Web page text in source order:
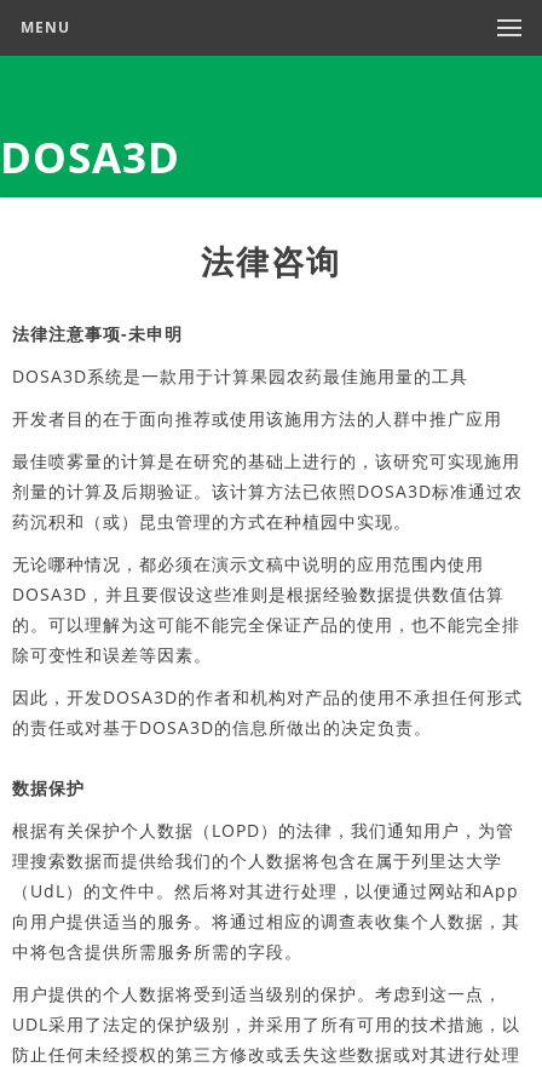
MENU
DOSA3D
法律咨询
法律注意事项-未申明
DOSA3D系统是一款用于计算果园农药最佳施用量的工具
开发者目的在于面向推荐或使用该施用方法的人群中推广应用
最佳喷雾量的计算是在研究的基础上进行的，该研究可实现施用
剂量的计算及后期验证。该计算方法已依照DOSA3D标准通过农
药沉积和（或）昆虫管理的方式在种植园中实现。
无论哪种情况，都必须在演示文稿中说明的应用范围内使用
DOSA3D，并且要假设这些准则是根据经验数据提供数值估算
的。可以理解为这可能不能完全保证产品的使用，也不能完全排
除可变性和误差等因素。
因此，开发DOSA3D的作者和机构对产品的使用不承担任何形式
的责任或对基于DOSA3D的信息所做出的决定负责。
数据保护
根据有关保护个人数据（LOPD）的法律，我们通知用户，为管
理搜索数据而提供给我们的个人数据将包含在属于列里达大学
（UdL）的文件中。然后将对其进行处理，以便通过网站和App
向用户提供适当的服务。将通过相应的调查表收集个人数据，其
中将包含提供所需服务所需的字段。
用户提供的个人数据将受到适当级别的保护。考虑到这一点，
UDL采用了法定的保护级别，并采用了所有可用的技术措施，以
防止任何未经授权的第三方修改或丢失这些数据或对其进行处理